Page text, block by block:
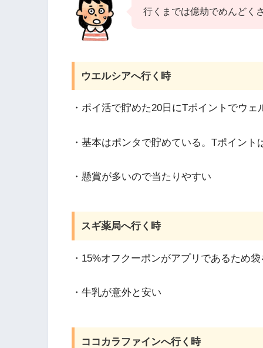
行くまでは億劫でめんどく
ウエルシアへ行く時
・ポイ活で貯めた20日にTポイントでウェ
・基本はポンタで貯めている。Tポイン
・懸賞が多いので当たりやすい
スギ薬局へ行く時
・15%オフクーポンがアプリであるため
・牛乳が意外と安い
ココカラファインへ行く時